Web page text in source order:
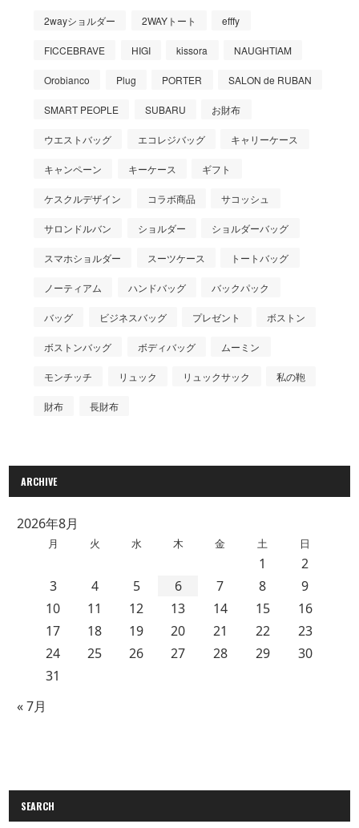
2wayショルダー 2WAYトート efffy
FICCEBRAVE HIGI kissora NAUGHTIAM
Orobianco Plug PORTER SALON de RUBAN
SMART PEOPLE SUBARU お財布
ウエストバッグ エコレジバッグ キャリーケース
キャンペーン キーケース ギフト
ケスクルデザイン コラボ商品 サコッシュ
サロンドルバン ショルダー ショルダーバッグ
スマホショルダー スーツケース トートバッグ
ノーティアム ハンドバッグ バックパック
バッグ ビジネスバッグ プレゼント ボストン
ボストンバッグ ボディバッグ ムーミン
モンチッチ リュック リュックサック 私の鞄
財布 長財布
ARCHIVE
2026年8月
月 火 水 木 金 土 日
1
2
3
4 5 6 7 8
9
10
11 12 13 14 15
16
17
18 19 20 21 22
23
24
25 26 27 28 29
30
31
« 7月
SEARCH